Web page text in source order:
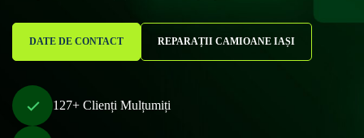
DATE DE CONTACT REPARAȚII CAMIOANE IAȘI
127+ Clienți Mulțumiți